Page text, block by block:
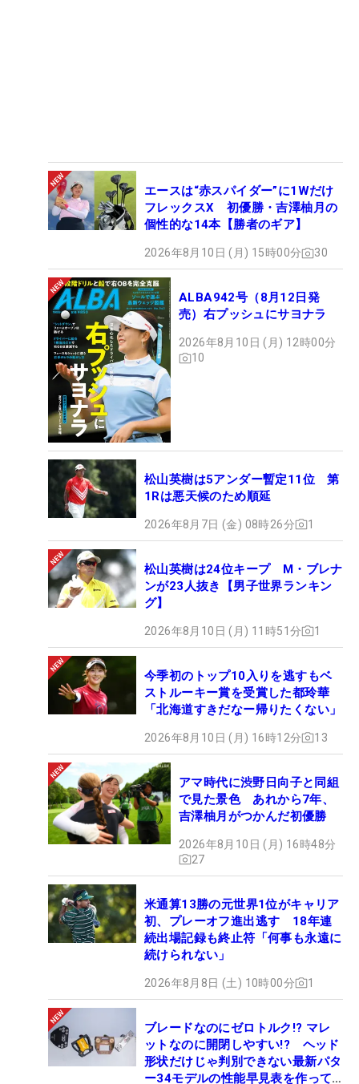
エースは“赤スパイダー”に1Wだけ
フレックスX 初優勝・吉澤柚月の
個性的な14本【勝者のギア】
2026年8月10日 (月) 15時00分 30
ALBA942号（8月12日発
売）右プッシュにサヨナラ
2026年8月10日 (月) 12時00分
10
松山英樹は5アンダー暫定11位 第
1Rは悪天候のため順延
2026年8月7日 (金) 08時26分 1
松山英樹は24位キープ M・ブレナ
ンが23人抜き【男子世界ランキン
グ】
2026年8月10日 (月) 11時51分 1
今季初のトップ10入りを逃すもベ
ストルーキー賞を受賞した都玲華
「北海道すきだなー帰りたくない」
2026年8月10日 (月) 16時12分 13
アマ時代に渋野日向子と同組
で見た景色 あれから7年、
吉澤柚月がつかんだ初優勝
2026年8月10日 (月) 16時48分
27
米通算13勝の元世界1位がキャリア
初、プレーオフ進出逃す 18年連
続出場記録も終止符「何事も永遠に
続けられない」
2026年8月8日 (土) 10時00分 1
ブレードなのにゼロトルク!? マレ
ットなのに開閉しやすい!? ヘッド
形状だけじゃ判別できない最新パタ
ー34モデルの性能早見表を作って